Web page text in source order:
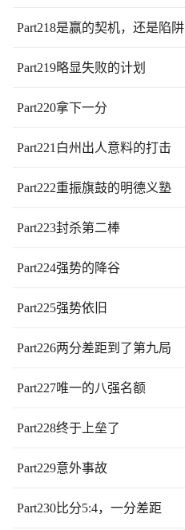
Part218是赢的契机，还是陷阱
Part219略显失败的计划
Part220拿下一分
Part221白州出人意料的打击
Part222重振旗鼓的明德义塾
Part223封杀第二棒
Part224强势的降谷
Part225强势依旧
Part226两分差距到了第九局
Part227唯一的八强名额
Part228终于上垒了
Part229意外事故
Part230比分5:4，一分差距